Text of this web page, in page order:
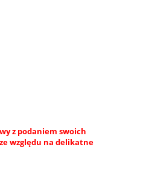
z podaniem swoich
względu na delikatne